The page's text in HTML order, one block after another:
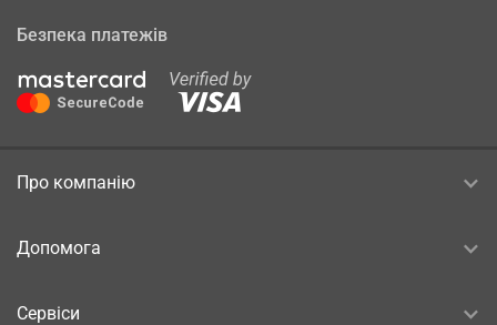
Безпека платежів
Про компанію
Допомога
Сервіси